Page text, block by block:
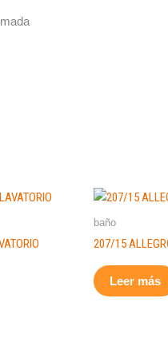
baño
207/15
Leer más